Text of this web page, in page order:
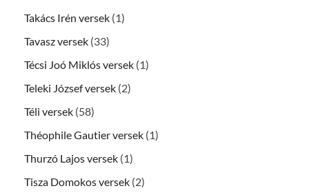
Takács Irén versek (1)
Tavasz versek (33)
Técsi Joó Miklós versek (1)
Teleki József versek (2)
Téli versek (58)
Théophile Gautier versek (1)
Thurzó Lajos versek (1)
Tisza Domokos versek (2)